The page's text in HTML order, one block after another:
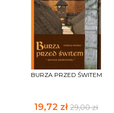
BURZA PRZED ŚWITEM
19,72 zł 29,00 zł